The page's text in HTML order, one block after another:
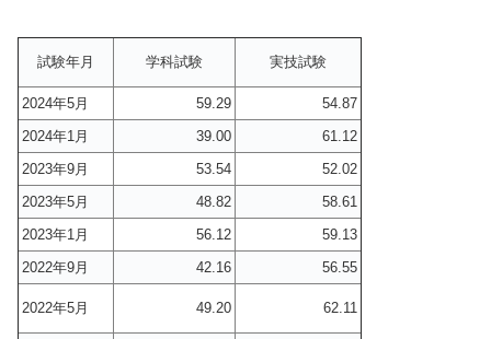
試験年月 学科試験 実技試験
2024年5月 59.29
54.87
2024年1月
39.00
61.12
2023年9月
53.54
52.02
2023年5月
48.82
58.61
2023年1月
56.12
59.13
2022年9月
42.16 56.55
2022年5月 49.20 62.11